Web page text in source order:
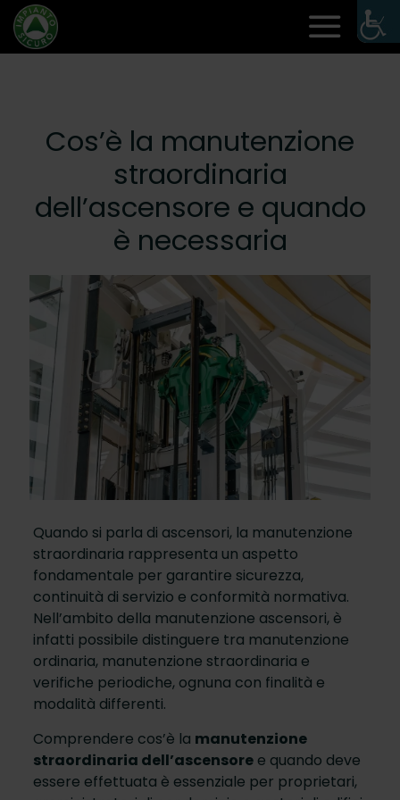
Cos’è la manutenzione
straordinaria
dell’ascensore e quando
è necessaria
Quando si parla di ascensori, la manutenzione
straordinaria rappresenta un aspetto
fondamentale per garantire sicurezza,
continuità di servizio e conformità normativa.
Nell’ambito della manutenzione ascensori, è
infatti possibile distinguere tra manutenzione
ordinaria, manutenzione straordinaria e
verifiche periodiche, ognuna con finalità e
modalità differenti.
Comprendere cos’è la manutenzione
straordinaria dell’ascensoree quando deve
essere effettuata è essenziale per proprietari,